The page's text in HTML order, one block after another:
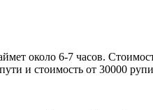
около 6-7 часов.
и стоимость от 30000